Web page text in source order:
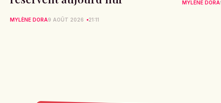
MYLÈNE DORA9 AOÛT 2026 21:11
MYLÈNE DORA